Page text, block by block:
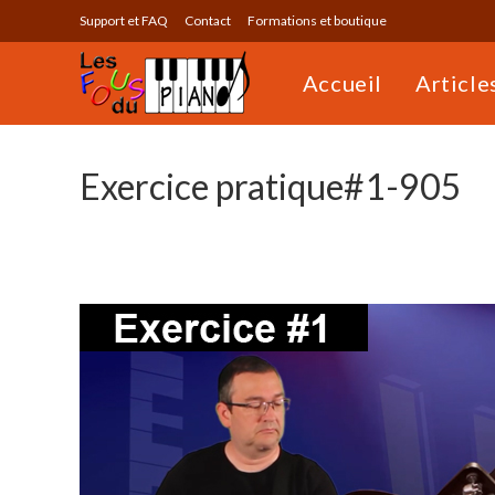
to
Support et FAQ Contact Formations et boutique
Accueil
Exercice pratique#1-905